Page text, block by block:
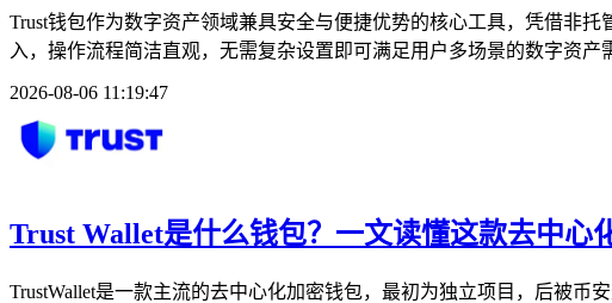
Trust钱包作为数字资产领域兼具安全与便捷优势的核心工具，凭借非
入，操作流程简洁直观，无需复杂设置即可满足用户多场景的数字资
2026-08-06 11:19:47
Trust Wallet是什么钱包？一文读懂这款去中心
TrustWallet是一款主流的去中心化加密钱包，最初为独立项目，后被